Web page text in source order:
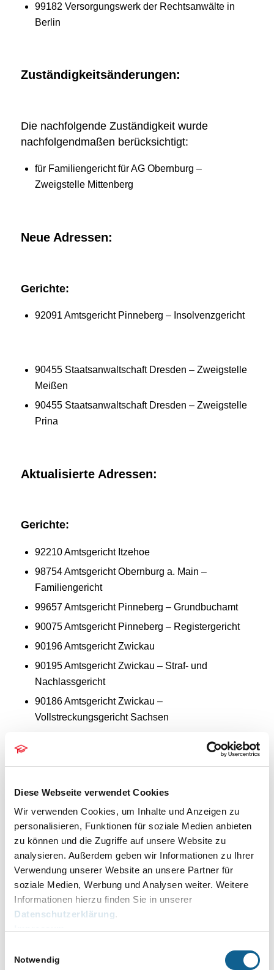
Diese Webseite verwendet Cookies
Wir verwenden Cookies, um Inhalte und Anzeigen zu
personalisieren, Funktionen für soziale Medien anbieten
zu können und die Zugriffe auf unsere Website zu
analysieren. Außerdem geben wir Informationen zu Ihrer
Verwendung unserer Website an unsere Partner für
soziale Medien, Werbung und Analysen weiter. Weitere
Informationen hierzu finden Sie in unserer
Datenschutzerklärung.
Notwendig
99182 Versorgungswerk der Rechtsanwälte in
Berlin
Zuständigkeitsänderungen:
Die nachfolgende Zuständigkeit wurde
nachfolgendmaßen berücksichtigt:
für Familiengericht für AG Obernburg –
Zweigstelle Mittenberg
Neue Adressen:
Gerichte:
92091 Amtsgericht Pinneberg – Insolvenzgericht
90455 Staatsanwaltschaft Dresden – Zweigstelle
Meißen
90455 Staatsanwaltschaft Dresden – Zweigstelle
Prina
Aktualisierte Adressen:
Gerichte:
92210 Amtsgericht Itzehoe
98754 Amtsgericht Obernburg a. Main –
Familiengericht
99657 Amtsgericht Pinneberg – Grundbuchamt
90075 Amtsgericht Pinneberg – Registergericht
90196 Amtsgericht Zwickau
90195 Amtsgericht Zwickau – Straf- und
Nachlassgericht
90186 Amtsgericht Zwickau –
Vollstreckungsgericht Sachsen
90426 Staatsanwaltschaft Dresden
Versicherungen:
89431 Gothaer Allg.-Vers. AG
Es wurde das PLZ-Gebiet 13599 Berlin